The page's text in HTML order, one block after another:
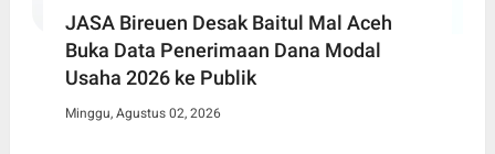
JASA Bireuen Desak Baitul Mal Aceh
Buka Data Penerimaan Dana Modal
Usaha 2026 ke Publik
Minggu, Agustus 02, 2026